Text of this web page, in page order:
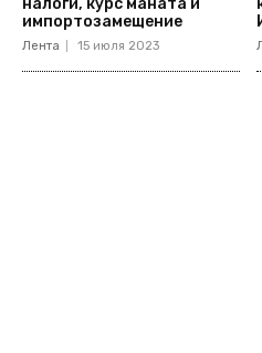
налоги, курс маната и
импортозамещение
Лента 15 июля 2023